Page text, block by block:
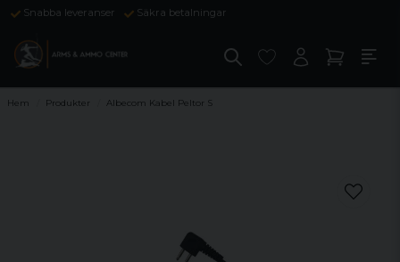
Snabba leveranser Säkra betalningar
Hem Produkter Albecom Kabel Peltor S